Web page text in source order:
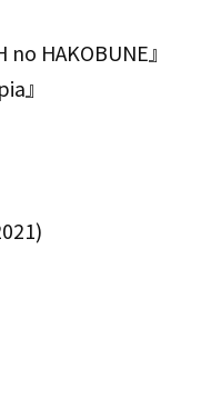
no HAKOBUNE』
』